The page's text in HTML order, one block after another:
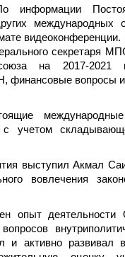
информации
международных
секретаря
на 2017-2021
финансовые вопросы
международные
учетом
выступил Акмал
вовлечения
опыт
и активно развивал